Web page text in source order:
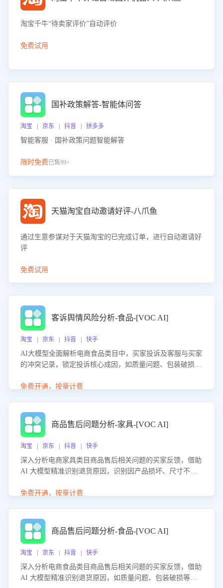
淘宝千牛“待卖家评价”自动评价
免费试用
国补政策解答-智能体问答
淘宝 | 京东 | 抖音 | 拼多多
智能客服 · 国补政策问题智能解答
限时免费已售99+
天猫淘宝自动邀请好评-八爪鱼
通过生意参谋对于天猫淘宝的已完成订单，进行自动邀请好
评
免费试用
客诉舆情风险分析-食品-[VOC AI]
淘宝 | 京东 | 抖音 | 快手
AI大模型全面解析电商食品类目中，买家投诉及客服与买家
的冲突记录，锁定投诉核心成因，如质量问题、包装破损
置差评防控，提升客户满意度。
免费开通，按量计费
商品售后问题分析-家具-[VOC AI]
淘宝 | 京东 | 抖音 | 快手
深入分析电商家具类目商品售后相关问题的买家反馈，借助
AI 大模型精准识别退货原因，识别因产品损坏、尺寸不符
力商家优化产品或服务，实现销售额的显著提升。
免费开通，按量计费
商品售后问题分析-食品-[VOC AI]
淘宝 | 京东 | 抖音 | 快手
深入分析电商食品类目商品售后相关问题的买家反馈，借助
AI 大模型精准识别退货原因，如质量问题、包装破损等，